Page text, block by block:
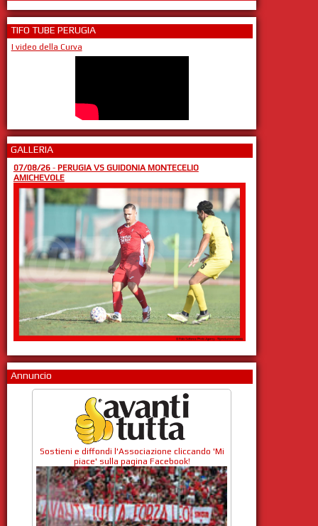
TIFO TUBE PERUGIA
I video della Curva
GALLERIA
07/08/26- PERUGIA VS GUIDONIA MONTECELIO
AMICHEVOLE
Annuncio
Sostieni e diffondi l'Associazione cliccando 'Mi
piace' sulla pagina Facebook!